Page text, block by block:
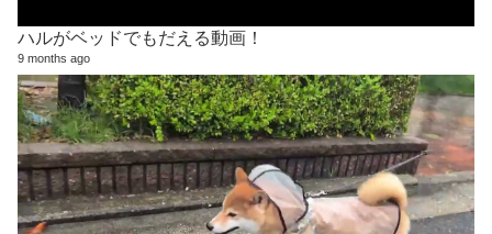
ハルがベッドでもだえる動画！
9 months ago